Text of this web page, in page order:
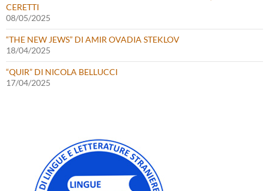
CERETTI
08/05/2025
“THE NEW JEWS” DI AMIR OVADIA STEKLOV
18/04/2025
“QUIR” DI NICOLA BELLUCCI
17/04/2025